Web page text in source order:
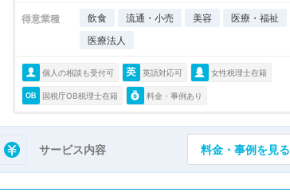
得意業種 飲食 流通・小売 美容
医療・福祉
医療法人
個人の相談も受付可 英語対応可 女性税理士在籍
国税庁OB税理士在籍 料金・事例あり
サービス内容 料金・事例を見る